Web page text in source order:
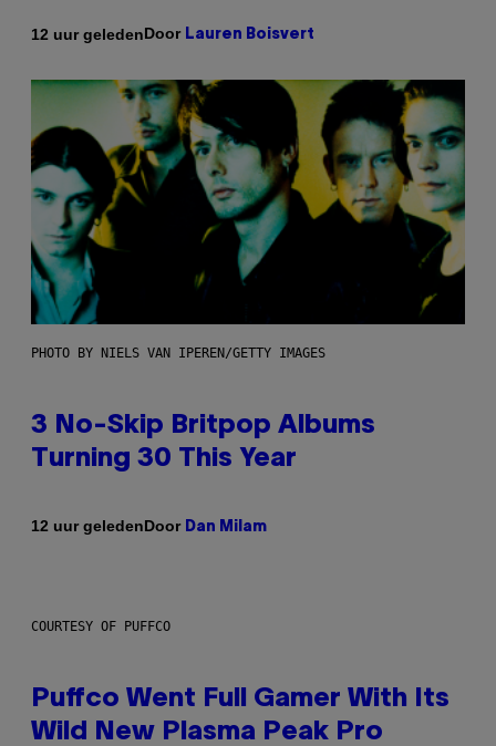
12 uur geledenDoor Lauren Boisvert
PHOTO BY NIELS VAN IPEREN/GETTY IMAGES
3 No-Skip Britpop Albums
Turning 30 This Year
12 uur geledenDoor Dan Milam
COURTESY OF PUFFCO
Puffco Went Full Gamer With Its
Wild New Plasma Peak Pro